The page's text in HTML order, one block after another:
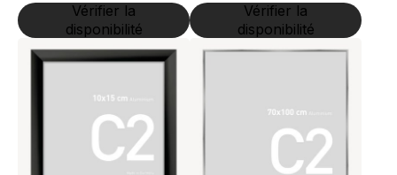
Vérifier la
disponibilité
Vérifier la
disponibilité